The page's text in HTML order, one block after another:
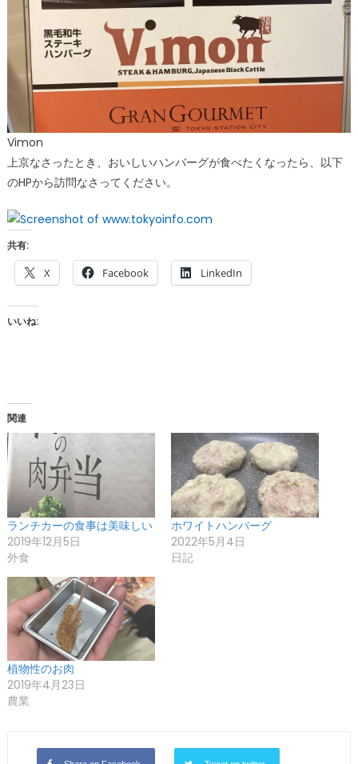
Vimon
上京なさったとき、おいしいハンバーグが食べたくなったら、以下
のHPから訪問なさってください。
共有:
X Facebook LinkedIn
いいね:
関連
ランチカーの食事は美味しい
2019年12月5日
外食
ホワイトハンバーグ
2022年5月4日
日記
植物性のお肉
2019年4月23日
農業